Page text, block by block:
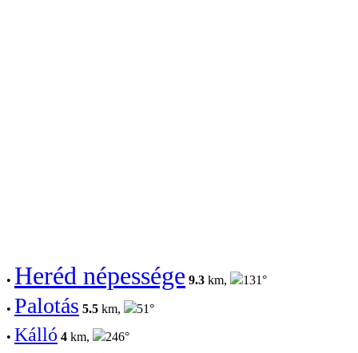
• Heréd népessége 9.3 km, 131°
• Palotás 5.5 km, 51°
• Kálló 4 km,
246°